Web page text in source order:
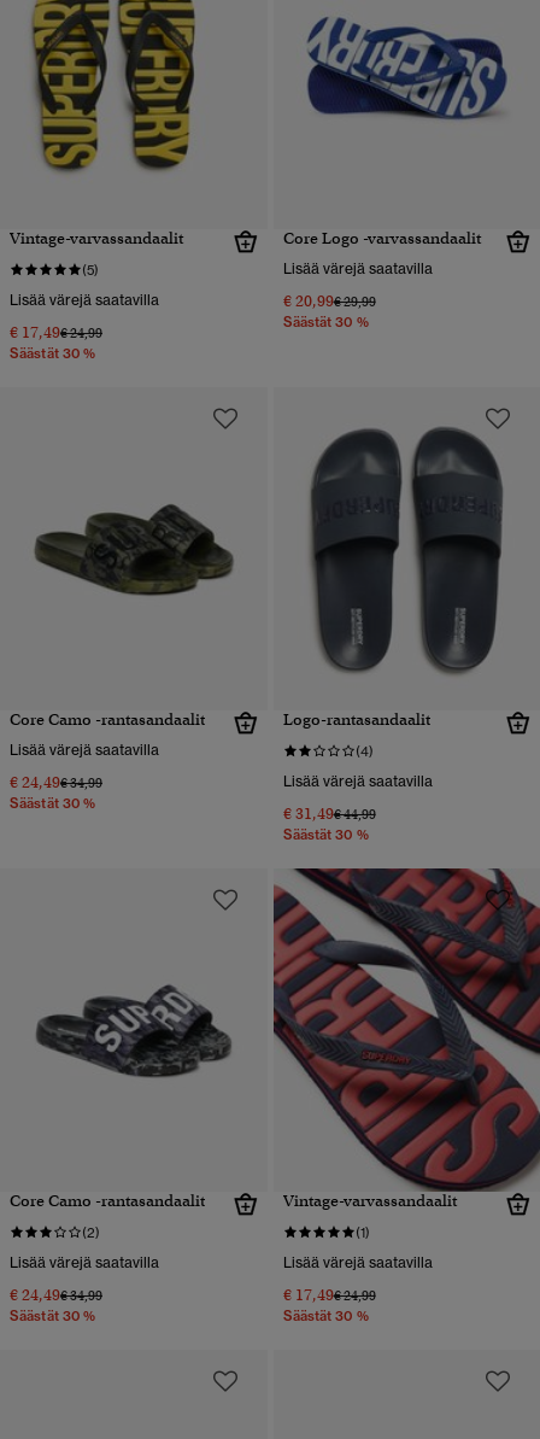
Vintage-varvassandaalit
(5)
Lisää värejä saatavilla
€ 17,49Hinta alennettu hinnasta
€ 24,99hintaan
Säästät 30 %
Core Logo -varvassandaalit
Lisää värejä saatavilla
€ 20,99Hinta alennettu hinnasta
€ 29,99hintaan
Säästät 30 %
Core Camo -rantasandaalit
Lisää värejä saatavilla
€ 24,49Hinta alennettu hinnasta
€ 34,99hintaan
Säästät 30 %
Logo-rantasandaalit
(4)
Lisää värejä saatavilla
€ 31,49Hinta alennettu hinnasta
€ 44,99hintaan
Säästät 30 %
Core Camo -rantasandaalit
(2)
Lisää värejä saatavilla
€ 24,49Hinta alennettu hinnasta
€ 34,99hintaan
Säästät 30 %
Vintage-varvassandaalit
(1)
Lisää värejä saatavilla
€ 17,49Hinta alennettu hinnasta
€ 24,99hintaan
Säästät 30 %